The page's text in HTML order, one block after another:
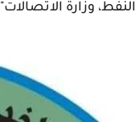
وزارة الاتصالات"